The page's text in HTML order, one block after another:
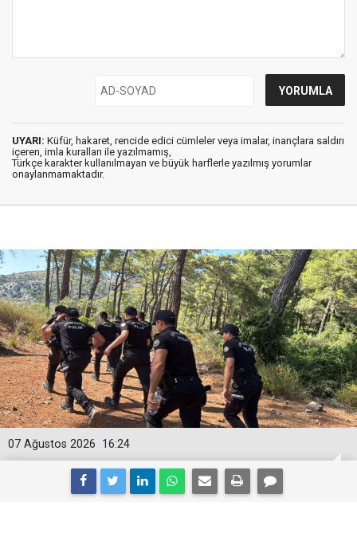
UYARI: Küfür, hakaret, rencide edici cümleler veya imalar, inançlara saldırı
içeren, imla kuralları ile yazılmamış,
Türkçe karakter kullanılmayan ve büyük harflerle yazılmış yorumlar
onaylanmamaktadır.
16:24
07 Ağustos 2026